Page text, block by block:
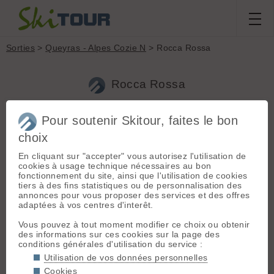
Sorties > Queyras - Alpes Cozie N > Rocca Rossa
Rocca Rossa
Départ :
Refuge
Agnel (2570 m)
Orientation :NE
Dénivelé :1000 m.
Faune :Afficher les
zones sensibles
Sortie dudimanche 31 mai
2026
vivianesaraut
Conditions nivologiques,
accès & météo
se couvre à ,13 h
Conditions d'accès/altitude du
parking : col Agnel ouvert mais peu
de neige, certains montent au col
Vieux skis sur le sac, neige pour descendre sur lac Floreant et
Pour soutenir Skitour, faites le bon
choix
En cliquant sur "accepter" vous autorisez l'utilisation de
cookies à usage technique nécessaires au bon
fonctionnement du site, ainsi que l'utilisation de cookies
tiers à des fins statistiques ou de personnalisation des
annonces pour vous proposer des services et des offres
adaptées à vos centres d'interêt.
Vous pouvez à tout moment modifier ce choix ou obtenir
des informations sur ces cookies sur la page des
conditions générales d'utilisation du service :
Utilisation de vos données personnelles
Cookies